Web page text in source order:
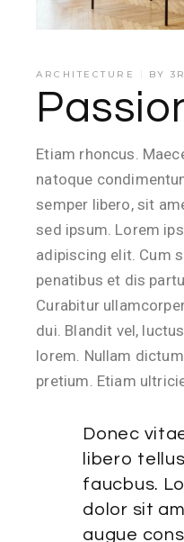
ARCHITECTURE BY 3R
Etiam rhoncus.
natoque
semper libero, sit
sed ipsum. Lorem
adipiscing elit. Cum
penatibus et dis
Curabitur
dui. Blandit vel,
lorem. Nullam
pretium. Etiam
Donec
libero
faucbus.
dolor sit
augue